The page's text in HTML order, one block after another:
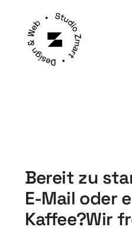
Bereit zu
E-Mail oder
Kaffee?Wir